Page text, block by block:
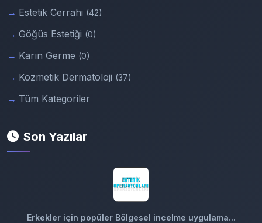
Estetik Cerrahi (42)
Göğüs Estetiği (0)
Karın Germe (0)
Kozmetik Dermatoloji (37)
Tüm Kategoriler
Son Yazılar
Erkekler için popüler Bölgesel incelme uygulama...